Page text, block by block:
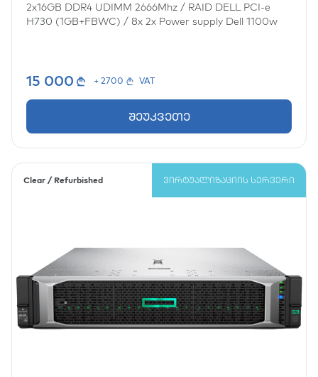
2x16GB DDR4 UDIMM 2666Mhz / RAID DELL PCI-e
H730 (1GB+FBWC) / 8x 2x Power supply Dell 1100w
15 000 + 2700 VAT
შეუკვეთე
Clear / Refurbished ᲕᲘᲠᲢᲣᲐᲚᲘᲖᲐᲪᲘᲘᲡ ᲡᲔᲠᲕᲔᲠᲘ